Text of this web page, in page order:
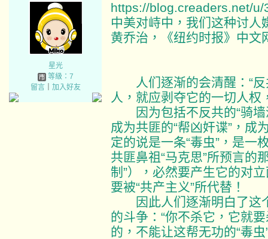
星光
等級：7
留言｜ 加入好友
https://blog.creaders.net/
中美对峙中，我们这种讨人
黄乔治，《纽约时报》中文
人们逐渐的会清醒：“反
人，就应剥夺它的一切人权
因为包括不反共的“骑墙
成为共匪的“帮凶奸谍”，成
定的说是一条“毒虫”，是一
共匪鼻祖“马克思”所预言的
制”），必然要产生它的对
要被“共产主义”所代替！
因此人们逐渐明白了这
的斗争：“你不杀它，它就
的，不能让这帮无功的“毒